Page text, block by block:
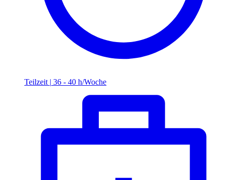
Teilzeit | 36 - 40 h/Woche